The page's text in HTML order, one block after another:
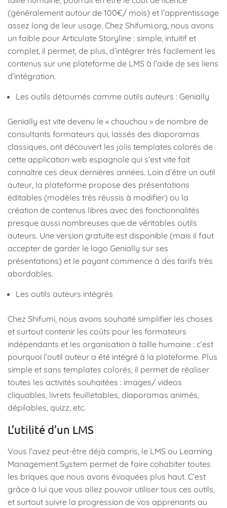
(généralement autour de 100€/ mois) et l’apprentissage
assez long de leur usage. Chez Shifumi.org, nous avons
un faible pour Articulate Storyline : simple, intuitif et
complet, il permet, de plus, d’intégrer très facilement les
contenus sur une plateforme de LMS à l’aide de ses liens
d’intégration.
Les outils détournés comme outils auteurs : Genially
Genially est vite devenu le « chouchou » de nombre de
consultants formateurs qui, lassés des diaporamas
classiques, ont découvert les jolis templates colorés de
cette application web espagnole qui s’est vite fait
connaître ces deux dernières années. Loin d’être un outil
auteur, la plateforme propose des présentations
éditables (modèles très réussis à modifier) ou la
création de contenus libres avec des fonctionnalités
presque aussi nombreuses que de véritables outils
auteurs. Une version gratuite est disponible (mais il faut
accepter de garder le logo Genially sur ses
présentations) et le payant commence à des tarifs très
abordables.
Les outils auteurs intégrés
Chez Shifumi, nous avons souhaité simplifier les choses
et surtout contenir les coûts pour les formateurs
indépendants et les organisation à taille humaine : c’est
pourquoi l’outil auteur a été intégré à la plateforme. Plus
simple et sans templates colorés, il permet de réaliser
toutes les activités souhaitées : images/ videos
cliquables, livrets feuilletables, diaporamas animés,
dépilables, quizz, etc.
L’utilité d’un LMS
Vous l’avez peut-être déjà compris, le LMS ou Learning
Management System permet de faire cohabiter toutes
les briques que nous avons évoquées plus haut. C’est
grâce à lui que vous allez pouvoir utiliser tous ces outils,
et surtout suivre la progression de vos apprenants au